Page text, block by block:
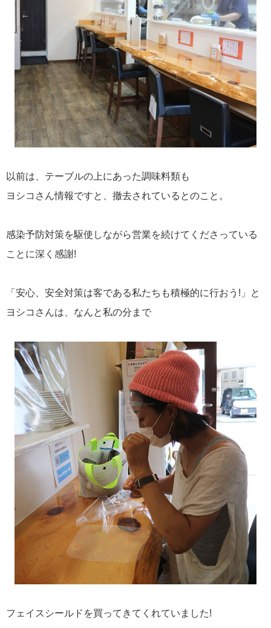
以前は、テーブルの上にあった調味料類も
ヨシコさん情報ですと、撤去されているとのこと。
感染予防対策を駆使しながら営業を続けてくださっている
ことに深く感謝!
「安心、安全対策は客である私たちも積極的に行おう!」と
ヨシコさんは、なんと私の分まで
フェイスシールドを買ってきてくれていました!